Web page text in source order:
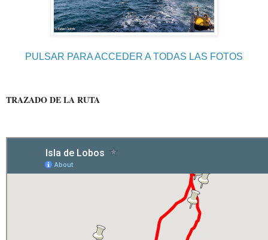
PULSAR PARA ACCEDER A TODAS LAS FOTOS
TRAZADO DE LA RUTA